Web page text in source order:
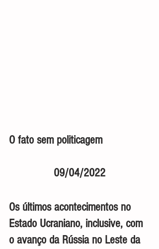
O fato sem politicagem
09/04/2022
Os últimos acontecimentos no
Estado Ucraniano, inclusive, com
o avanço da Rússia no Leste da